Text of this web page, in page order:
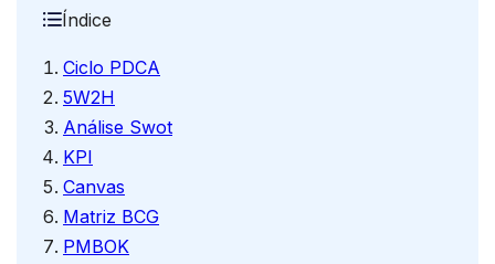
Índice
Ciclo PDCA
5W2H
Análise Swot
KPI
Canvas
Matriz BCG
PMBOK